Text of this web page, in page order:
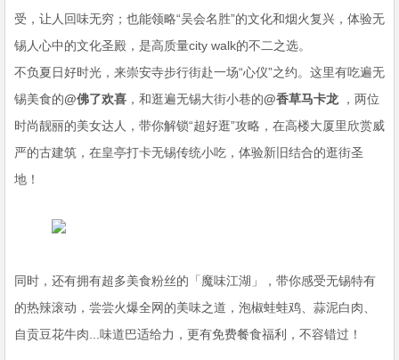
受，让人回味无穷；也能领略“吴会名胜”的文化和烟火复兴，体验无
锡人心中的文化圣殿，是高质量city walk的不二之选。
不负夏日好时光，来崇安寺步行街赴一场“心仪”之约。这里有吃遍无
锡美食的@佛了欢喜 ，和逛遍无锡大街小巷的@香草马卡龙 ，两位
时尚靓丽的美女达人，带你解锁“超好逛”攻略，在高楼大厦里欣赏威
严的古建筑，在皇亭打卡无锡传统小吃，体验新旧结合的逛街圣
地！
同时，还有拥有超多美食粉丝的「魔味江湖」，带你感受无锡特有
的热辣滚动，尝尝火爆全网的美味之道，泡椒蛙蛙鸡、蒜泥白肉、
自贡豆花牛肉...味道巴适给力，更有免费餐食福利，不容错过！